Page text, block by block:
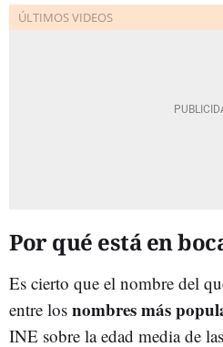
Por qué está en
Es cierto que el nombre del
entre los nombres más
INE sobre la edad media de